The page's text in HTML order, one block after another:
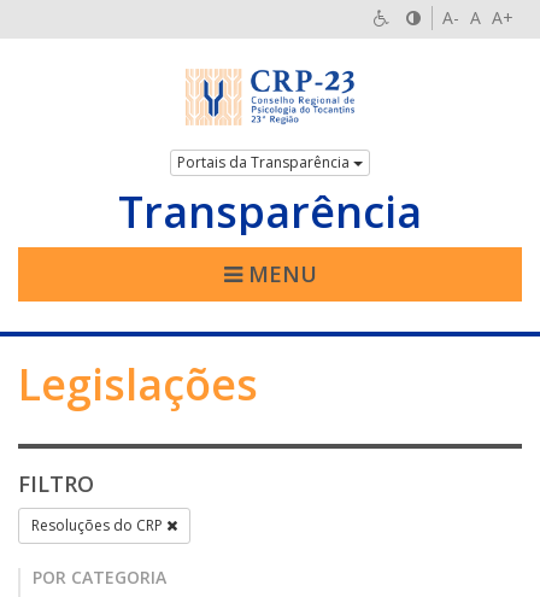
A- A A+
Portais da Transparência
Transparência
MENU
Legislações
FILTRO
Resoluções do CRP
POR CATEGORIA